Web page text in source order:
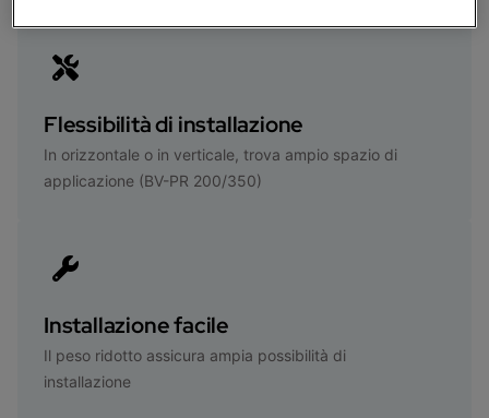
Flessibilità di installazione
In orizzontale o in verticale, trova ampio spazio di
applicazione (BV-PR 200/350)
Installazione facile
Il peso ridotto assicura ampia possibilità di
installazione